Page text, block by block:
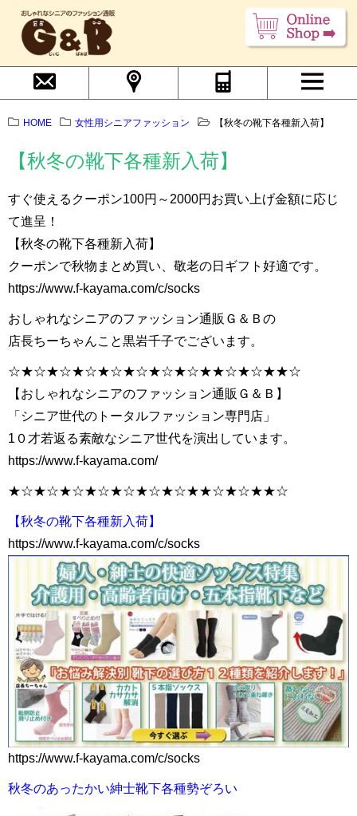
HOME 女性用シニアファッション 【秋冬の靴下各種新入荷】
【秋冬の靴下各種新入荷】
すぐ使えるクーポン100円～2000円お買い上げ金額に応じ
て進呈！
【秋冬の靴下各種新入荷】
クーポンで秋物まとめ買い、敬老の日ギフト好適です。
https://www.f-kayama.com/c/socks
おしゃれなシニアのファッション通販Ｇ＆Ｂの
店長ちーちゃんこと黒岩千子でございます。
☆★☆★☆★☆★☆★☆★☆★☆★★☆★☆★★☆
【おしゃれなシニアのファッション通販Ｇ＆Ｂ】
「シニア世代のトータルファッション専門店」
1０才若返る素敵なシニア世代を演出しています。
https://www.f-kayama.com/
★☆★☆★☆★☆★☆★☆★☆★★☆★☆★★☆
【秋冬の靴下各種新入荷】
https://www.f-kayama.com/c/socks
https://www.f-kayama.com/c/socks
秋冬のあったかい紳士靴下各種勢ぞろい